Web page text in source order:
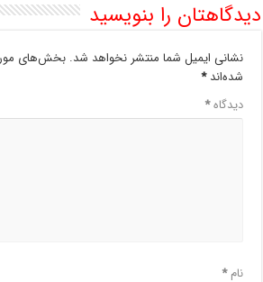
دیدگاهتان را بنویسید
نشانی ایمیل شما منتشر نخواهد شد. بخش‌های
شده‌اند*
دیدگاه*
نام*